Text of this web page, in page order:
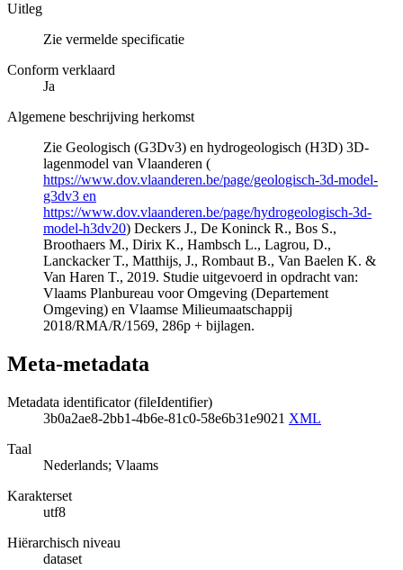
Uitleg
Zie vermelde specificatie
Conform verklaard
Ja
Algemene beschrijving herkomst
Zie Geologisch (G3Dv3) en hydrogeologisch (H3D) 3D-
lagenmodel van Vlaanderen (
https://www.dov.vlaanderen.be/page/geologisch-3d-model-
g3dv3 en
https://www.dov.vlaanderen.be/page/hydrogeologisch-3d-
model-h3dv20) Deckers J., De Koninck R., Bos S.,
Broothaers M., Dirix K., Hambsch L., Lagrou, D.,
Lanckacker T., Matthijs, J., Rombaut B., Van Baelen K. &
Van Haren T., 2019. Studie uitgevoerd in opdracht van:
Vlaams Planbureau voor Omgeving (Departement
Omgeving) en Vlaamse Milieumaatschappij
2018/RMA/R/1569, 286p + bijlagen.
Meta-metadata
Metadata identificator (fileIdentifier)
3b0a2ae8-2bb1-4b6e-81c0-58e6b31e9021 XML
Taal
Nederlands; Vlaams
Karakterset
utf8
Hiërarchisch niveau
dataset